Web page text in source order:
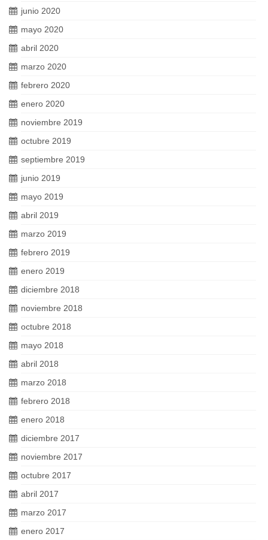
junio 2020
mayo 2020
abril 2020
marzo 2020
febrero 2020
enero 2020
noviembre 2019
octubre 2019
septiembre 2019
junio 2019
mayo 2019
abril 2019
marzo 2019
febrero 2019
enero 2019
diciembre 2018
noviembre 2018
octubre 2018
mayo 2018
abril 2018
marzo 2018
febrero 2018
enero 2018
diciembre 2017
noviembre 2017
octubre 2017
abril 2017
marzo 2017
enero 2017